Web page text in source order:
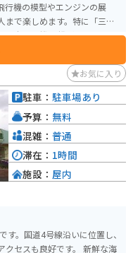
行機の模型やエンジンの展
で楽しめます。特に「三沢
日米軍用機11機が展示されて
などを間近で見ることがで
です。 また、館内に
ており、体験型の展示物も
ます。シミュレーターを使
たちに大変人気です。三沢空港
光を楽しむ中で、ぜひ立ち
お気に入り
。国道4号線沿いに位置し、
良好です。 新鮮な海
駐車： 駐車場あり
予算： 無料
混雑： 普通
滞在： 1時間
施設： 屋内